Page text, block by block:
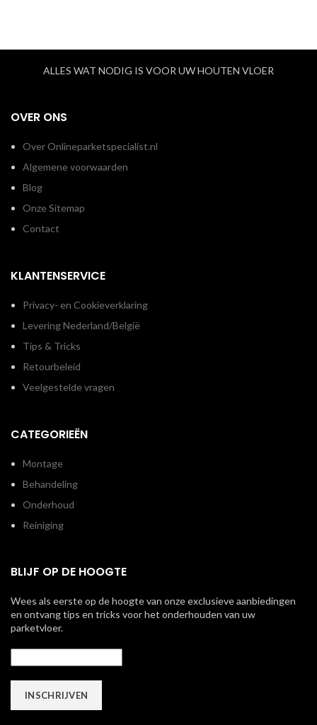
ALLES WAT NODIG IS VOOR UW HOUTEN VLOER
OVER ONS
Over Onlineparketspecialist.nl
Algemene voorwaarden
Blog
Onze Sitemap
Contact
KLANTENSERVICE
Privacy- en Cookieverklaring
Levering Nederland/België
Tips & Tricks
Retourbeleid
Veelgestelde vragen
CATEGORIEËN
Montage
Behandeling
Onderhoud
Reiniging
BLIJF OP DE HOOGTE
Wees als eerste op de hoogte van onze exclusieve aanbiedingen
en ontvang tips en tricks voor het onderhouden van uw
parketvloer.